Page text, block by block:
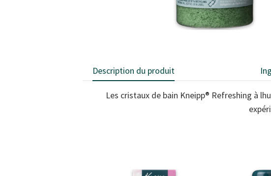
Description du produit
Les cristaux de bain Kneipp® Refreshing à